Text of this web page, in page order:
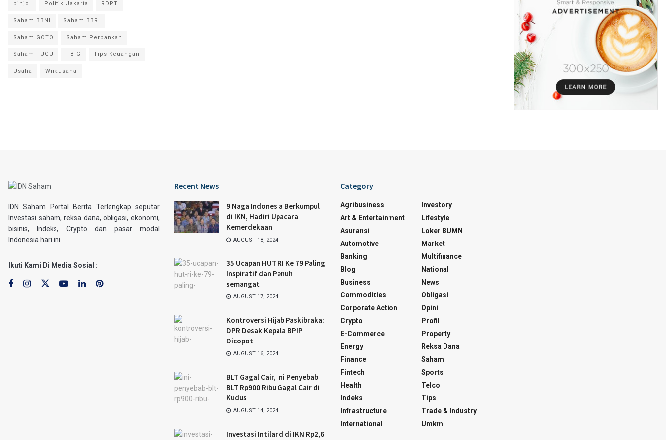
pinjol Politik Jakarta RDPT
Saham BBNI Saham BBRI
Saham GOTO Saham Perbankan
Saham TUGU TBIG Tips Keuangan
Usaha Wirausaha
IDN Saham Portal Berita Terlengkap seputar
Investasi saham, reksa dana, obligasi, ekonomi,
bisinis, Indeks, Crypto dan pasar modal
Indonesia hari ini.
Ikuti Kami Di Media Sosial :
Recent News
9 Naga Indonesia Berkumpul
di IKN, Hadiri Upacara
Kemerdekaan
AUGUST 18, 2024
35 Ucapan HUT RI Ke 79 Paling
Inspiratif dan Penuh
semangat
AUGUST 17, 2024
Kontroversi Hijab Paskibraka:
DPR Desak Kepala BPIP
Dicopot
AUGUST 16, 2024
BLT Gagal Cair, Ini Penyebab
BLT Rp900 Ribu Gagal Cair di
Kudus
AUGUST 14, 2024
Investasi Intiland di IKN Rp2,6
Category
Agribusiness
Art & Entertainment
Asuransi
Automotive
Banking
Blog
Business
Commodities
Corporate Action
Crypto
E-Commerce
Energy
Finance
Fintech
Health
Indeks
Infrastructure
International
Investory
Lifestyle
Loker BUMN
Market
Multifinance
National
News
Obligasi
Opini
Profil
Property
Reksa Dana
Saham
Sports
Telco
Tips
Trade & Industry
Umkm